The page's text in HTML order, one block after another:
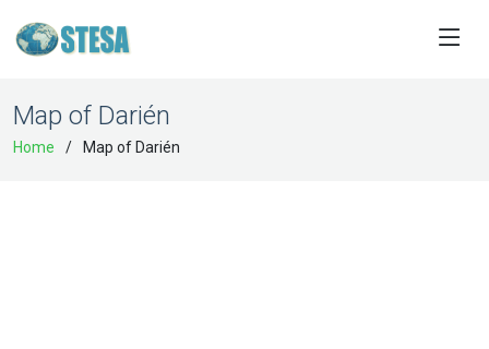
Map of Darién
Home Map of Darién